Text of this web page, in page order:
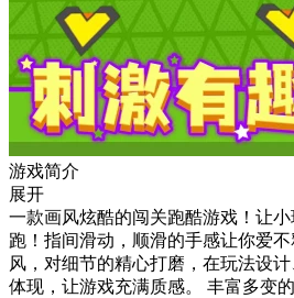
游戏简介
展开
一款画风炫酷的闯关跑酷游戏！让
跑！指间滑动，顺滑的手感让你爱
风，对细节的精心打磨，在玩法设
体现，让游戏充满质感。 丰富多变